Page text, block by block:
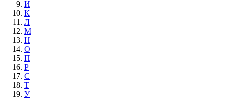
И
К
Л
М
Н
О
П
Р
С
Т
У